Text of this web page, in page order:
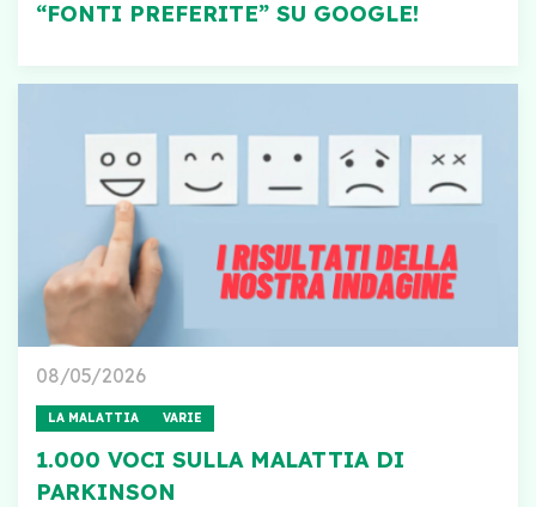
“FONTI PREFERITE” SU GOOGLE!
08/05/2026
LA MALATTIA VARIE
1.000 VOCI SULLA MALATTIA DI
PARKINSON